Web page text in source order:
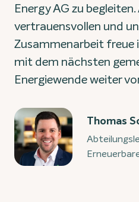
Energy AG zu
vertrauensvollen und
Zusammenarbeit
mit dem nächsten
Energiewende weiter
Thomas